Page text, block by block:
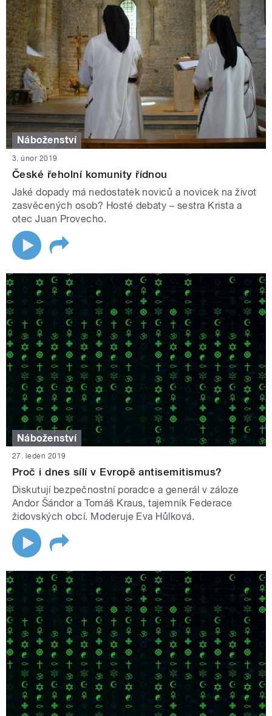
Náboženství
3. únor 2019
České řeholní komunity řídnou
Jaké dopady má nedostatek noviců a novicek na život
zasvěcených osob? Hosté debaty – sestra Krista a
otec Juan Provecho.
Náboženství
27. leden 2019
Proč i dnes sílí v Evropě antisemitismus?
Diskutují bezpečnostní poradce a generál v záloze
Andor Šándor a Tomáš Kraus, tajemník Federace
židovských obcí. Moderuje Eva Hůlková.